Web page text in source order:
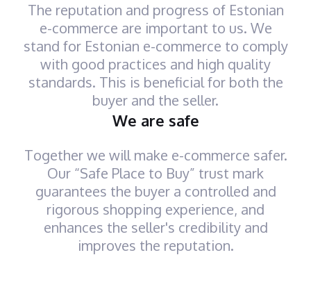
The reputation and progress of Estonian
e-commerce are important to us. We
stand for Estonian e-commerce to comply
with good practices and high quality
standards. This is beneficial for both the
buyer and the seller.
We are safe
Together we will make e-commerce safer.
Our “Safe Place to Buy” trust mark
guarantees the buyer a controlled and
rigorous shopping experience, and
enhances the seller's credibility and
improves the reputation.